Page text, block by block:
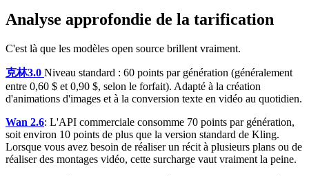
Analyse approfondie de la tarification
C'est là que les modèles open source brillent vraiment.
克林3.0 Niveau standard : 60 points par génération (généralement
entre 0,60 $ et 0,90 $, selon le forfait). Adapté à la création
d'animations d'images et à la conversion texte en vidéo au quotidien.
Wan 2.6: L'API commerciale consomme 70 points par génération,
soit environ 10 points de plus que la version standard de Kling.
Lorsque vous avez besoin de réaliser un récit à plusieurs plans ou de
réaliser des montages vidéo, cette surcharge vaut vraiment la peine.